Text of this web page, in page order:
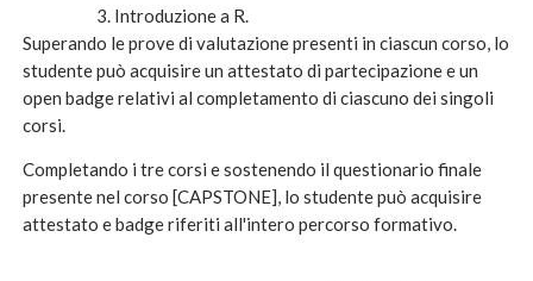
Introduzione a R.
Superando le prove di valutazione presenti in ciascun corso, lo
studente può acquisire un attestato di partecipazione e un
open badge relativi al completamento di ciascuno dei singoli
corsi.
Completando i tre corsi e sostenendo il questionario finale
presente nel corso [CAPSTONE], lo studente può acquisire
attestato e badge riferiti all'intero percorso formativo.